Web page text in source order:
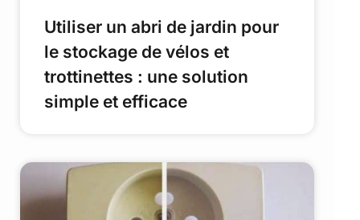
Utiliser un abri de jardin pour
le stockage de vélos et
trottinettes : une solution
simple et efficace